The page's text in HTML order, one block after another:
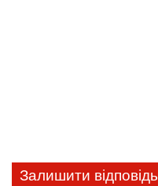
Залишити відповідь